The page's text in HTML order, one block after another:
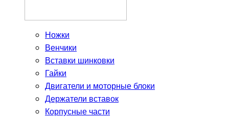
Ножки
Венчики
Вставки шинковки
Гайки
Двигатели и моторные блоки
Держатели вставок
Корпусные части